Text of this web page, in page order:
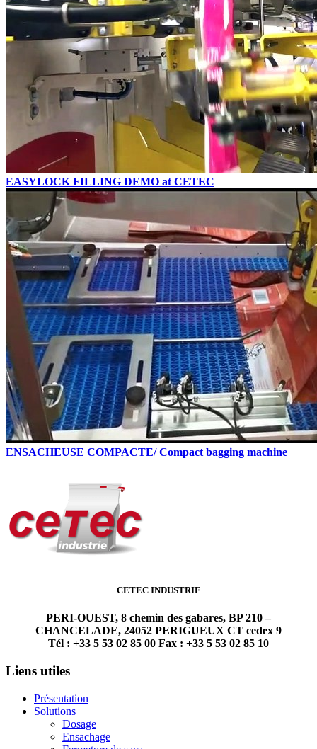
EASYLOCK FILLING DEMO at CETEC
ENSACHEUSE COMPACTE/ Compact bagging machine
CETEC INDUSTRIE
PERI-OUEST, 8 chemin des gabares, BP 210 –
CHANCELADE, 24052 PERIGUEUX CT cedex 9
Tél : +33 5 53 02 85 00 Fax : +33 5 53 02 85 10
Liens utiles
Présentation
Solutions
Dosage
Ensachage